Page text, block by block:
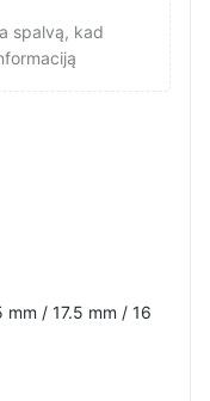
spalvą, kad
mm / 17.5 mm / 16